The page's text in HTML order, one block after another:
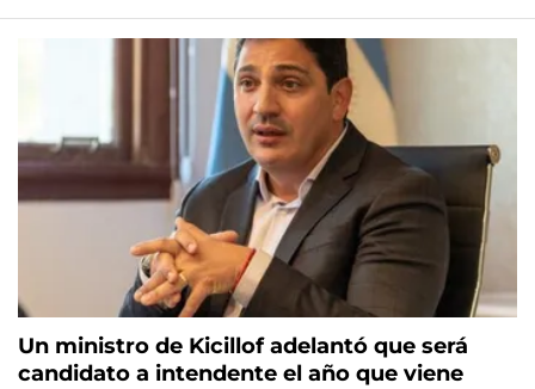
Un ministro de Kicillof adelantó que será
candidato a intendente el año que viene